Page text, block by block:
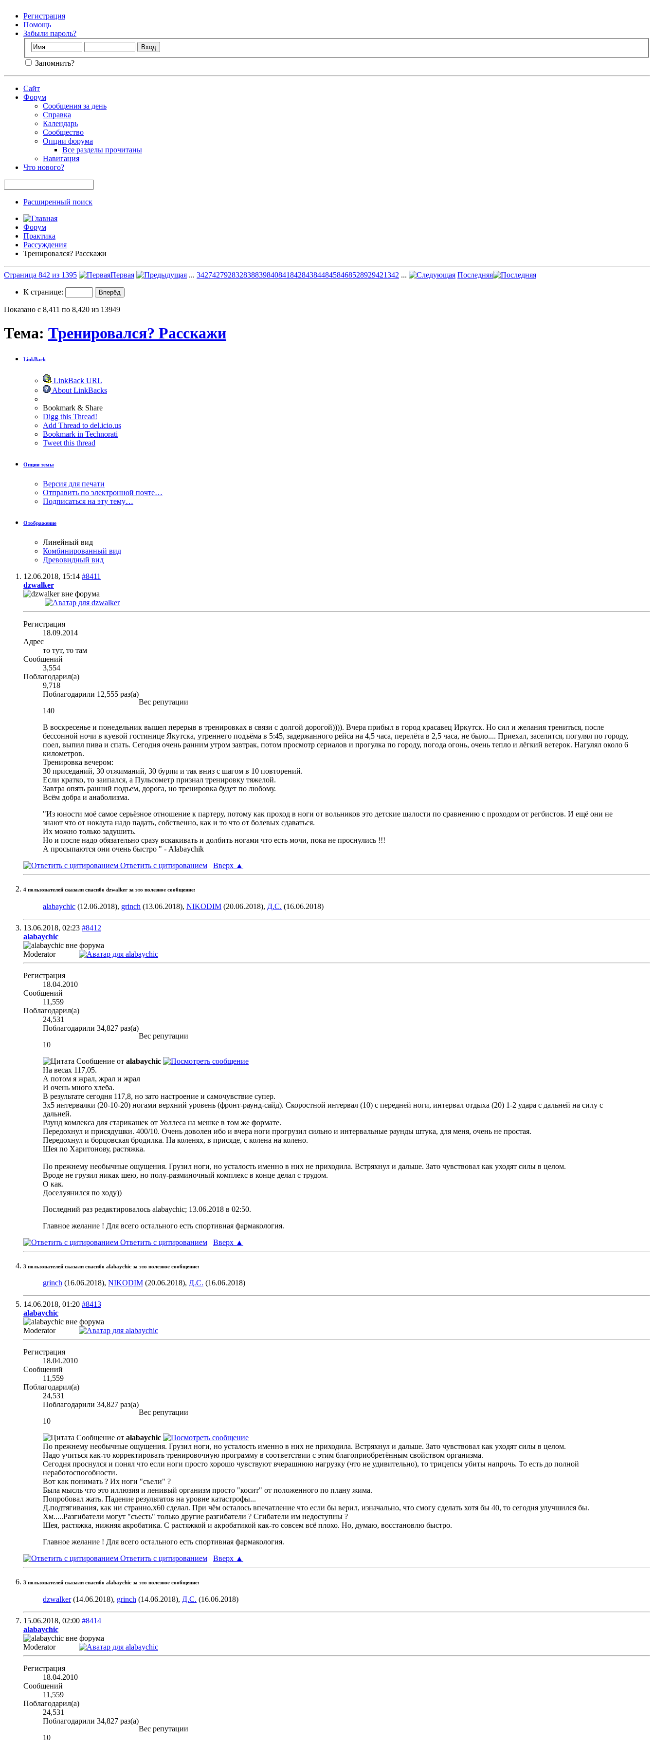
Регистрация
Помощь
Забыли пароль?
Запомнить?
Сайт
Форум
Сообщения за день
Справка
Календарь
Сообщество
Опции форума
Все разделы прочитаны
Навигация
Что нового?
Расширенный поиск
Форум
Практика
Рассуждения
Тренировался? Расскажи
Страница 842 из 1395 Первая ... 3427427928328388398408418428438448458468528929421342 ... Последняя
К странице:
Показано с 8,411 по 8,420 из 13949
Тема: Тренировался? Расскажи
LinkBack
LinkBack URL
About LinkBacks
Bookmark & Share
Digg this Thread!
Add Thread to del.icio.us
Bookmark in Technorati
Tweet this thread
Опции темы
Версия для печати
Отправить по электронной почте…
Подписаться на эту тему…
Отображение
Линейный вид
Комбинированный вид
Древовидный вид
12.06.2018, 15:14 #8411
dzwalker
Регистрация
18.09.2014
Адрес
то тут, то там
Сообщений
3,554
Поблагодарил(а)
9,718
Поблагодарили 12,555 раз(а)
Вес репутации
140
В воскресенье и понедельник вышел перерыв в тренировках в связи с долгой дорогой)))). Вчера прибыл в город красавец Иркутск. Но сил и желания трениться, после
бессонной ночи в куевой гостинице Якутска, утреннего подъёма в 5:45, задержанного рейса на 4,5 часа, перелёта в 2,5 часа, не было.... Приехал, заселится, погулял по городу,
поел, выпил пива и спать. Сегодня очень ранним утром завтрак, потом просмотр сериалов и прогулка по городу, погода огонь, очень тепло и лёгкий ветерок. Нагулял около 6
километров.
Тренировка вечером:
30 приседаний, 30 отжиманий, 30 бурпи и так вниз с шагом в 10 повторений.
Если кратко, то заипался, а Пульсометр признал тренировку тяжелой.
Завтра опять ранний подъем, дорога, но тренировка будет по любому.
Всём добра и анаболизма.
"Из юности моё самое серьёзное отношение к партеру, потому как проход в ноги от вольников это детские шалости по сравнению с проходом от регбистов. И ещё они не
знают что от нокаута надо падать, собственно, как и то что от болевых сдаваться.
Их можно только задушить.
Но и после надо обязательно сразу вскакивать и долбить ногами что есть мочи, пока не проснулись !!!
А просыпаются они очень быстро " - Alabaychik
Ответить с цитированием
Вверх ▲
4 пользователей сказали cпасибо dzwalker за это полезное сообщение:
alabaychic (12.06.2018), grinch (13.06.2018), NIKODIM (20.06.2018), Д.С. (16.06.2018)
13.06.2018, 02:23 #8412
alabaychic
Moderator
Регистрация
18.04.2010
Сообщений
11,559
Поблагодарил(а)
24,531
Поблагодарили 34,827 раз(а)
Вес репутации
10
Сообщение от alabaychic
На весах 117,05.
А потом я жрал, жрал и жрал
И очень много хлеба.
В результате сегодня 117,8, но зато настроение и самочувствие супер.
3х5 интервалки (20-10-20) ногами верхний уровень (фронт-раунд-сайд). Скоростной интервал (10) с передней ноги, интервал отдыха (20) 1-2 удара с дальней на силу с
дальней.
Раунд комлекса для старикашек от Уоллеса на мешке в том же формате.
Передохнул и присядушки. 400/10. Очень доволен ибо и вчера ноги прогрузил сильно и интервальные раунды штука, для меня, очень не простая.
Передохнул и борцовская бродилка. На коленях, в присяде, с колена на колено.
Шея по Харитонову, растяжка.
По прежнему необычные ощущения. Грузил ноги, но усталость именно в них не приходила. Встряхнул и дальше. Зато чувствовал как уходят силы в целом.
Вроде не грузил никак шею, но полу-разминочный комплекс в конце делал с трудом.
О как.
Доселуянился по ходу))
Последний раз редактировалось alabaychic; 13.06.2018 в 02:50.
Главное желание ! Для всего остального есть спортивная фармакология.
Ответить с цитированием
Вверх ▲
3 пользователей сказали cпасибо alabaychic за это полезное сообщение:
grinch (16.06.2018), NIKODIM (20.06.2018), Д.С. (16.06.2018)
14.06.2018, 01:20 #8413
alabaychic
Moderator
Регистрация
18.04.2010
Сообщений
11,559
Поблагодарил(а)
24,531
Поблагодарили 34,827 раз(а)
Вес репутации
10
Сообщение от alabaychic
По прежнему необычные ощущения. Грузил ноги, но усталость именно в них не приходила. Встряхнул и дальше. Зато чувствовал как уходят силы в целом.
Надо учиться как-то корректировать тренировочную программу в соответствии с этим благоприобретённым свойством организма.
Сегодня проснулся и понял что если ноги просто хорошо чувствуют вчерашнюю нагрузку (что не удивительно), то трицепсы убиты напрочь. То есть до полной
неработоспособности.
Вот как понимать ? Их ноги "съели" ?
Была мысль что это иллюзия и ленивый организм просто "косит" от положенного по плану жима.
Попробовал жать. Падение результатов на уровне катастрофы...
Д.подтягивания, как ни странно,х60 сделал. При чём осталось впечатление что если бы верил, изначально, что смогу сделать хотя бы 40, то сегодня улучшился бы.
Хм.....Разгибатели могут "съесть" только другие разгибатели ? Сгибатели им недоступны ?
Шея, растяжка, нижняя акробатика. С растяжкой и акробатикой как-то совсем всё плохо. Но, думаю, восстановлю быстро.
Главное желание ! Для всего остального есть спортивная фармакология.
Ответить с цитированием
Вверх ▲
3 пользователей сказали cпасибо alabaychic за это полезное сообщение:
dzwalker(14.06.2018), grinch (14.06.2018), Д.С. (16.06.2018)
15.06.2018, 02:00 #8414
alabaychic
Moderator
Регистрация
18.04.2010
Сообщений
11,559
Поблагодарил(а)
24,531
Поблагодарили 34,827 раз(а)
Вес репутации
10